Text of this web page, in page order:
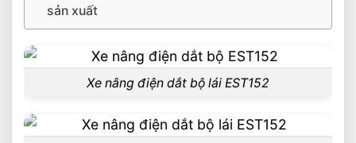
sản xuất
Xe nâng điện dắt bộ lái EST152